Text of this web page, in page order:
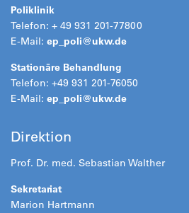
Poliklinik
Telefon: + 49 931 201-77800
E-Mail: ep_poli@ukw.de
Stationäre Behandlung
Telefon: +49 931 201-76050
E-Mail: ep_poli@ukw.de
Direktion
Prof. Dr. med. Sebastian Walther
Sekretariat
Marion Hartmann